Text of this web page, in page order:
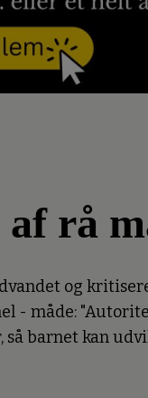
rå
og
- måde:
barnet kan